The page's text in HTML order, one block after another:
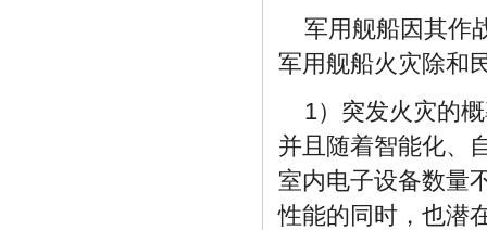
军用舰船因其作
军用舰船火灾除和
1）突发火灾的
并且随着智能化、
室内电子设备数量
性能的同时，也潜